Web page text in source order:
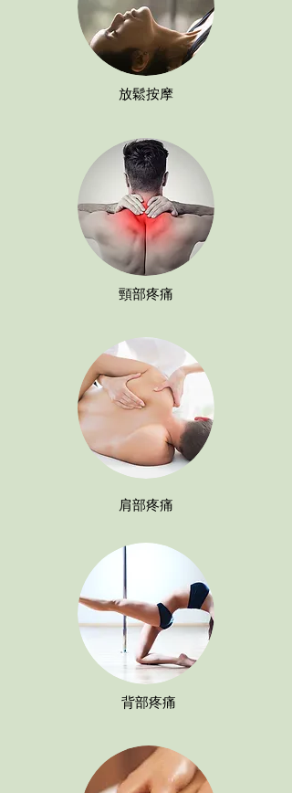
放鬆按摩
頸部疼痛
肩部疼痛
背部疼痛